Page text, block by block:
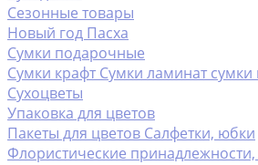
Сезонные товары
Новый год Пасха
Сумки подарочные
Сумки крафт Сумки ламинат сумки
Сухоцветы
Упаковка для цветов
Пакеты для цветов Салфетки, юбки
Флористические